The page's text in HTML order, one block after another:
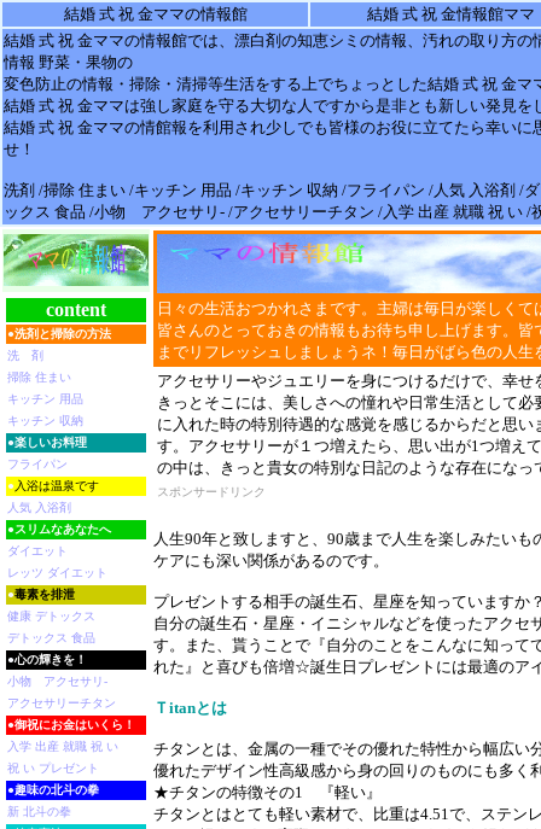
結婚 式 祝 金ママの情報館
結婚 式 祝 金情報館ママ
結婚 式 祝 金ママの情報館では、漂白剤の知恵シミの情報、汚れの取り方の
情報 野菜・果物の
変色防止の情報 ・掃除・清掃等生活をする上でちょっとした結婚 式 祝 金マ
結婚 式 祝 金ママは強し家庭を守る大切な人ですから是非とも新しい発見を
結婚 式 祝 金ママの情館報を利用され少しでも皆様のお役に立てたら幸い
せ！
洗剤 /掃除 住まい /キッチン 用品 /キッチン 収納 /フライパン /人気 入浴剤 /
ックス 食品 /小物 アクセサリ- /アクセサリーチタン /入学 出産 就職 祝 い /
日々の生活おつかれさまです。主婦は毎日が楽しくて
皆さんのとっておきの情報もお待ち申し上げます。
までリフレッシュしましょうネ！毎日がばら色の人
アクセサリーやジュエリーを身につけるだけで、幸
きっとそこには、美しさへの憧れや日常生活として
に入れた時の特別待遇的な感覚を感じるからだと思
す。アクセサリーが１つ増えたら、思い出が1つ増え
の中は、きっと貴女の特別な日記のような存在になっ
スポンサードリンク
人生90年と致しますと、90歳まで人生を楽しみたい
ケアにも深い関係があるのです。
プレゼントする相手の誕生石、星座を知っていますか
自分の誕生石・星座・イニシャルなどを使ったアク
す。また、貰うことで『自分のことをこんなに知っ
れた』と喜びも倍増☆誕生日プレゼントには最適のア
Ｔitanとは
チタンとは、金属の一種でその優れた特性から幅広
優れたデザイン性高級感から身の回りのものにも多く
★チタンの特徴その1 『軽い』
チタンとはとても軽い素材で、比重は4.51で、ステン
content
●洗剤と掃除の方法
洗 剤
掃除 住まい
キッチン 用品
キッチン 収納
●楽しいお料理
フライパン
● 入浴は温泉です
人気 入浴剤
●スリムなあなたへ
ダイエット
レッツ ダイエット
●毒素を排泄
健康 デトックス
デトックス 食品
●心の輝きを！
小物 アクセサリ-
アクセサリーチタン
●御祝にお金はいくら！
入学 出産 就職 祝 い
祝 い プレゼント
●趣味の北斗の拳
新 北斗の拳